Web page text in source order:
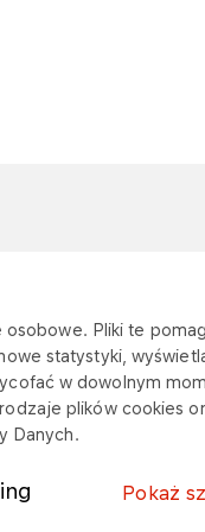
Pliki te
statystyki,
w dowolnym
plików cookies
Danych.
Pokaż